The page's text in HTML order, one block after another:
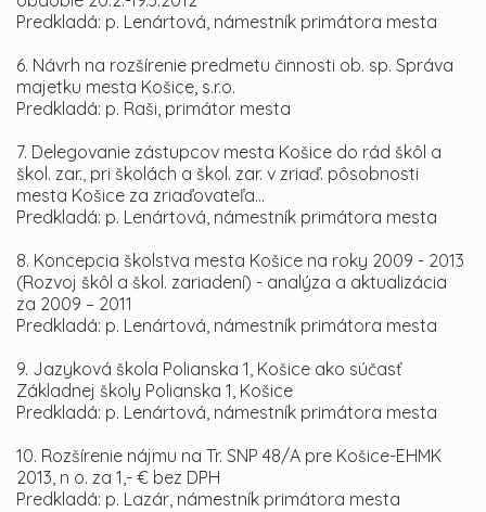
Predkladá: p. Lenártová, námestník primátora mesta
6. Návrh na rozšírenie predmetu činnosti ob. sp. Správa
majetku mesta Košice, s.r.o.
Predkladá: p. Raši, primátor mesta
7. Delegovanie zástupcov mesta Košice do rád škôl a
škol. zar., pri školách a škol. zar. v zriaď. pôsobnosti
mesta Košice za zriaďovateľa...
Predkladá: p. Lenártová, námestník primátora mesta
8. Koncepcia školstva mesta Košice na roky 2009 - 2013
(Rozvoj škôl a škol. zariadení) - analýza a aktualizácia
za 2009 – 2011
Predkladá: p. Lenártová, námestník primátora mesta
9. Jazyková škola Polianska 1, Košice ako súčasť
Základnej školy Polianska 1, Košice
Predkladá: p. Lenártová, námestník primátora mesta
10. Rozšírenie nájmu na Tr. SNP 48/A pre Košice-EHMK
2013, n o. za 1,- € bez DPH
Predkladá: p. Lazár, námestník primátora mesta